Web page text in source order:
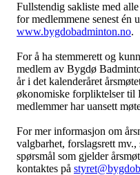
Fullstendig sakliste med
for medlemmene senest én
www.bygdobadminton.no.
For å ha stemmerett og
medlem av Bygdø
år i det kalenderåret
økonomiske forpliktelser
medlemmer har uansett
For mer informasjon om
valgbarhet, forslagsrett
spørsmål som gjelder
kontaktes på